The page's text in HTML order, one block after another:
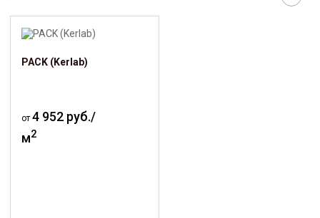
PACK (Kerlab)
от 4 952 руб./
м2